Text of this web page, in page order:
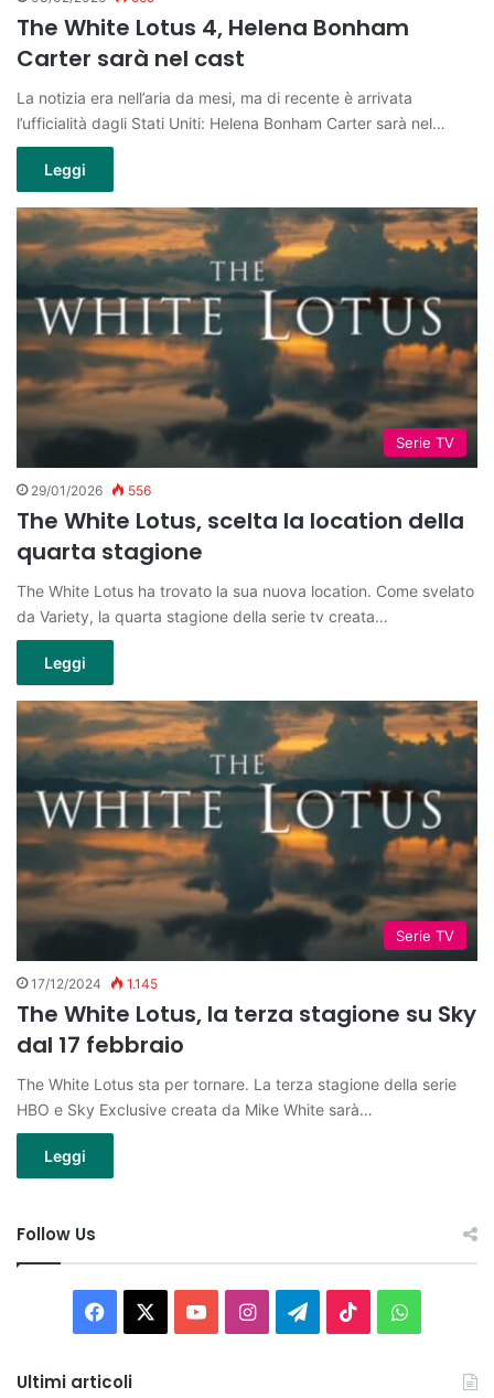
The White Lotus 4, Helena Bonham
Carter sarà nel cast
La notizia era nell’aria da mesi, ma di recente è arrivata
l’ufficialità dagli Stati Uniti: Helena Bonham Carter sarà nel…
Leggi
Serie TV
29/01/2026 556
The White Lotus, scelta la location della
quarta stagione
The White Lotus ha trovato la sua nuova location. Come svelato
da Variety, la quarta stagione della serie tv creata…
Leggi
Serie TV
17/12/2024 1.145
The White Lotus, la terza stagione su Sky
dal 17 febbraio
The White Lotus sta per tornare. La terza stagione della serie
HBO e Sky Exclusive creata da Mike White sarà…
Leggi
Follow Us
Facebook You InstagramTelegram
TikTok
Ultimi articoli